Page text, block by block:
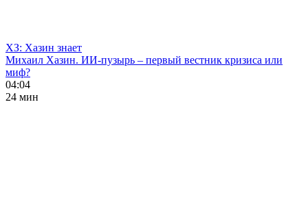
ХЗ: Хазин знает
Михаил Хазин. ИИ-пузырь – первый вестник кризиса или
миф?
04:04
24 мин